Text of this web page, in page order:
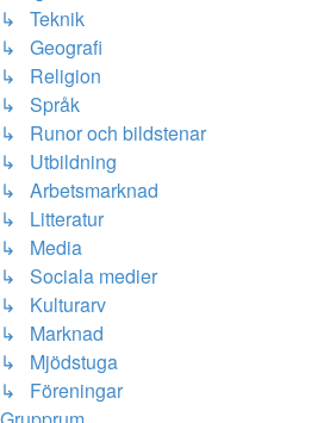
↳ Teknik
↳ Geografi
↳ Religion
↳ Språk
↳ Runor och bildstenar
↳ Utbildning
↳ Arbetsmarknad
↳ Litteratur
↳ Media
↳ Sociala medier
↳ Kulturarv
↳ Marknad
↳ Mjödstuga
↳ Föreningar